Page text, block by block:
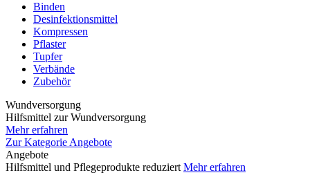
Binden
Desinfektionsmittel
Kompressen
Pflaster
Tupfer
Verbände
Zubehör
Wundversorgung
Hilfsmittel zur Wundversorgung
Mehr erfahren
Zur Kategorie Angebote
Angebote
Hilfsmittel und Pflegeprodukte reduziert Mehr erfahren